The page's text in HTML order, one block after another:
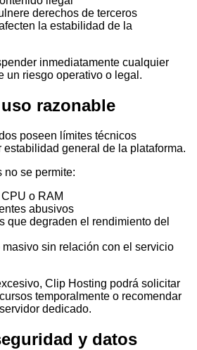
derechos de terceros
la estabilidad de la
inmediatamente cualquier
un riesgo operativo o legal.
razonable
poseen límites técnicos
general de la plataforma.
no se permite:
o RAM
abusivos
que degraden el rendimiento del
sin relación con el servicio
Clip Hosting podrá solicitar
temporalmente o recomendar
dedicado.
y datos